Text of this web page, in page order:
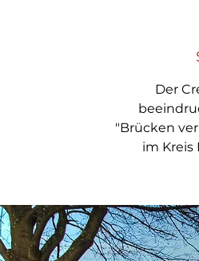
Der
"Brücken
im Kreis